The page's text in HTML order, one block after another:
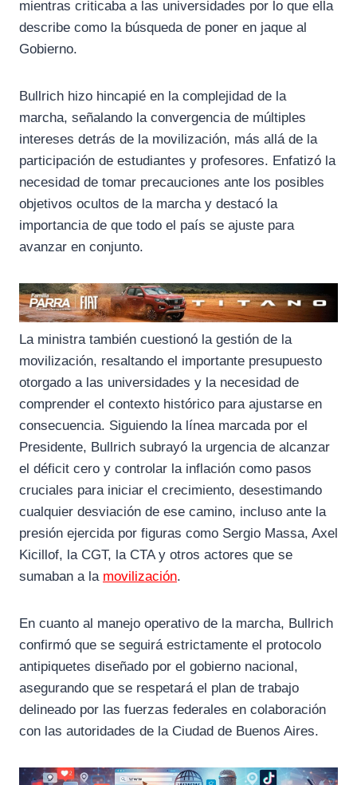
k
m
p
mientras criticaba a las universidades por lo que ella
describe como la búsqueda de poner en jaque al
Gobierno.
Bullrich hizo hincapié en la complejidad de la
marcha, señalando la convergencia de múltiples
intereses detrás de la movilización, más allá de la
participación de estudiantes y profesores. Enfatizó la
necesidad de tomar precauciones ante los posibles
objetivos ocultos de la marcha y destacó la
importancia de que todo el país se ajuste para
avanzar en conjunto.
La ministra también cuestionó la gestión de la
movilización, resaltando el importante presupuesto
otorgado a las universidades y la necesidad de
comprender el contexto histórico para ajustarse en
consecuencia. Siguiendo la línea marcada por el
Presidente, Bullrich subrayó la urgencia de alcanzar
el déficit cero y controlar la inflación como pasos
cruciales para iniciar el crecimiento, desestimando
cualquier desviación de ese camino, incluso ante la
presión ejercida por figuras como Sergio Massa, Axel
Kicillof, la CGT, la CTA y otros actores que se
sumaban a la movilización.
En cuanto al manejo operativo de la marcha, Bullrich
confirmó que se seguirá estrictamente el protocolo
antipiquetes diseñado por el gobierno nacional,
asegurando que se respetará el plan de trabajo
delineado por las fuerzas federales en colaboración
con las autoridades de la Ciudad de Buenos Aires.